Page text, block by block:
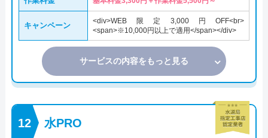
キャンペーン
<div>WEB限定3,000円OFF<br>
<span>※10,000円以上で適用</span></div>
サービスの内容をもっと見る
水PRO